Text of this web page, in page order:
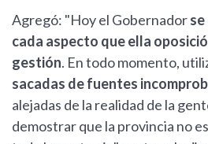
Agregó: "Hoy el Gobernador
cada aspecto que ella
gestión. En todo momento,
sacadas de fuentes
alejadas de la realidad de la
demostrar que la provincia no